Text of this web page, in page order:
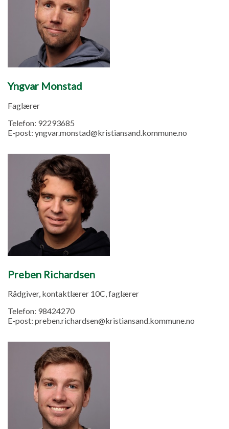
Yngvar Monstad
Faglærer
Telefon: 92293685
E-post: yngvar.monstad@kristiansand.kommune.no
Preben Richardsen
Rådgiver, kontaktlærer 10C, faglærer
Telefon: 98424270
E-post: preben.richardsen@kristiansand.kommune.no